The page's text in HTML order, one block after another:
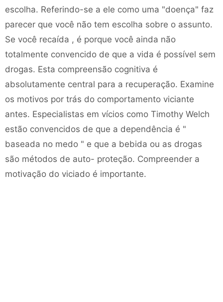
escolha. Referindo-se a ele como uma "doença" faz
parecer que você não tem escolha sobre o assunto.
Se você recaída , é porque você ainda não
totalmente convencido de que a vida é possível sem
drogas. Esta compreensão cognitiva é
absolutamente central para a recuperação. Examine
os motivos por trás do comportamento viciante
antes. Especialistas em vícios como Timothy Welch
estão convencidos de que a dependência é "
baseada no medo " e que a bebida ou as drogas
são métodos de auto- proteção. Compreender a
motivação do viciado é importante.